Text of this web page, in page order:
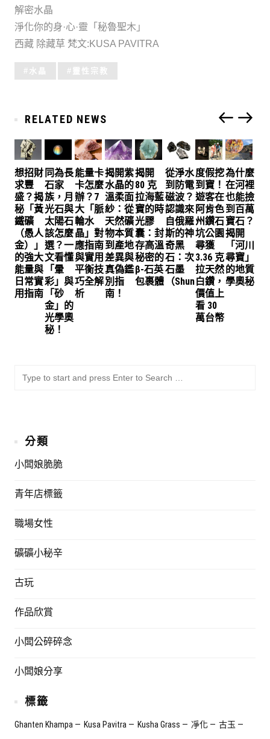
解密水晶
淨化你的身·心·靈「秘魯聖木」
西藏 除藏草 梵文:KUSA PAVITRA
Tagged
水晶 靈性宗教
RELATED NEWS
想招財
求豐
盛？揭
秘「黃
鐵礦
（愚人
金）」
的強大
能量與
日常實
用指南
同為長
石家
族，月
光石與
太陽石
該怎麼
選？一
文看懂
「暈
彩」與
「砂
金」的
光學奧
秘！
能量卡
卡怎麼
辦？7
大「脈
輪水
晶」對
應指南
與實用
平衡技
巧全解
析
揭開紫
水晶的
溫柔面
紗：從
天然礦
物本質
到產地
差異與
真偽鑑
別指
南！
揭開
80 克
拉海藍
寶的時
光膠
囊：封
存高溫
秘密的
β-石英
包裹體
從淨水
到防電
磁波？
認識來
自俄羅
斯的神
奇黑
石：次
石墨
（Shungite）
度假挖
到寶！
遊客在
阿肯色
州鑽石
坑公園
尋獲
3.36 克
拉天然
白鑽，
價值上
看 30
萬台幣
為什麼
在河裡
也能撿
到百萬
寶石？
揭開
「河川
尋寶」
的地質
學奧秘
分類
小闆娘脆脆
青年店標籤
職場女性
礦礦小秘辛
古玩
作品欣賞
小闆公碎碎念
小闆娘分享
標籤
Ghanten Khampa Kusa Pavitra Kusha Grass 凈化 古玉